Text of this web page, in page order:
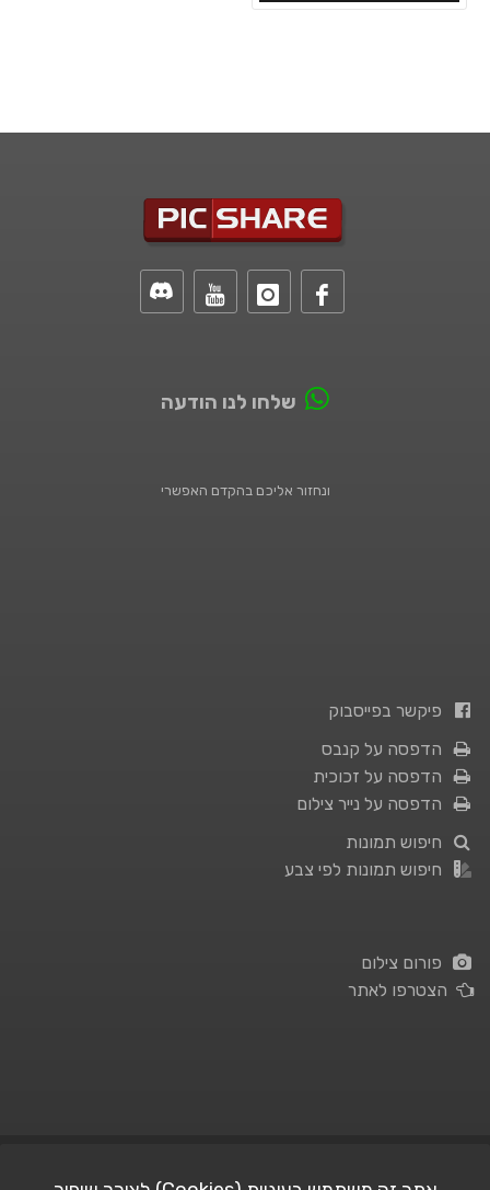
שלחו לנו הודעה
ונחזור אליכם בהקדם האפשרי
פיקשר בפייסבוק
הדפסה על קנבס
הדפסה על זכוכית
הדפסה על נייר צילום
חיפוש תמונות
חיפוש תמונות לפי צבע
פורום צילום
הצטרפו לאתר